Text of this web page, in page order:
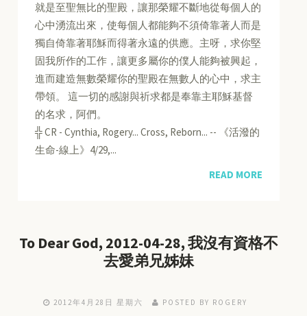
就是至聖無比的聖殿，讓那榮耀不斷地從每個人的
心中湧流出來，使每個人都能夠不須倚靠著人而是
獨自倚靠著耶穌而得著永遠的供應。主呀，求你堅
固我所作的工作，讓更多屬你的僕人能夠被興起，
進而建造無數榮耀你的聖殿在無數人的心中，求主
帶領。 這一切的感謝與祈求都是奉靠主耶穌基督
的名求，阿們。
╬ CR - Cynthia, Rogery... Cross, Reborn... -- 《活潑的
生命-線上》4/29,...
READ MORE
To Dear God, 2012-04-28, 我沒有資格不
去愛弟兄姊妹
2012年4月28日 星期六 POSTED BY ROGERY